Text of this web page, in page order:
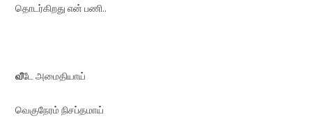
தொடர்கிறது என் பணி..
வீடே அமைதியாய்
வெகுநேரம் நிசப்தமாய்